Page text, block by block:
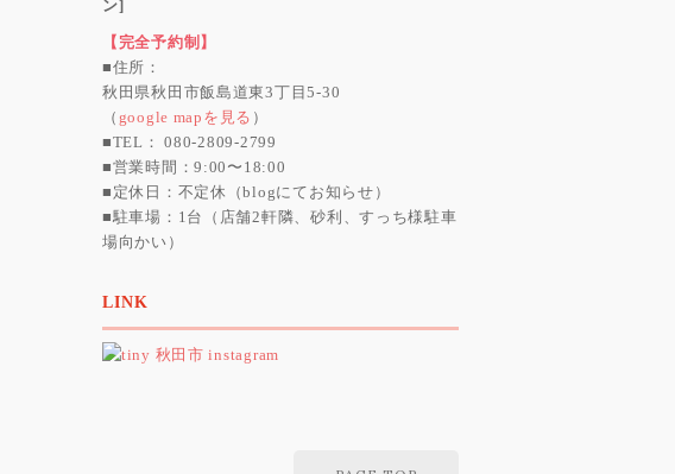
ン]
【完全予約制】
■住所：
秋田県秋田市飯島道東3丁目5-30
（ google mapを見る ）
■TEL： 080-2809-2799
■営業時間：9:00〜18:00
■定休日：不定休（blogにてお知らせ）
■駐車場：1台（店舗2軒隣、砂利、すっち様駐車
場向かい）
LINK